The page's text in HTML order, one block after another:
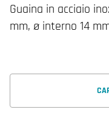
Guaina in acciaio
mm, ø interno 14